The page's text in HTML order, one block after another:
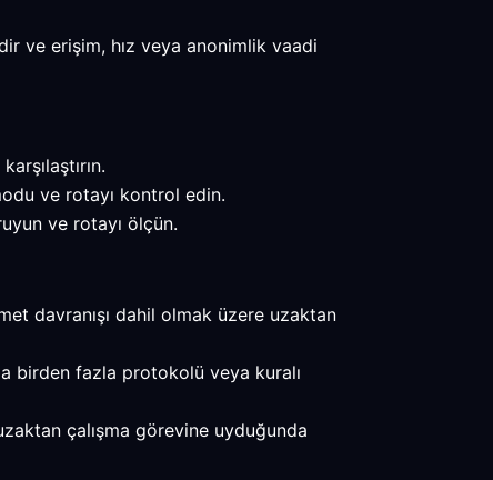
ve erişim, hız veya anonimlik vaadi
ve rotayı kontrol edin.
ve rotayı ölçün.
davranışı dahil olmak üzere uzaktan
birden fazla protokolü veya kuralı
çalışma görevine uyduğunda